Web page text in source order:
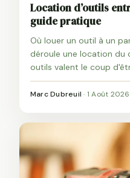
Location d’outils
guide pratique
Où louer un outil à un
déroule une location du
outils valent le coup
protéger sur la caution
Marc Dubreuil · 1 Août 2026